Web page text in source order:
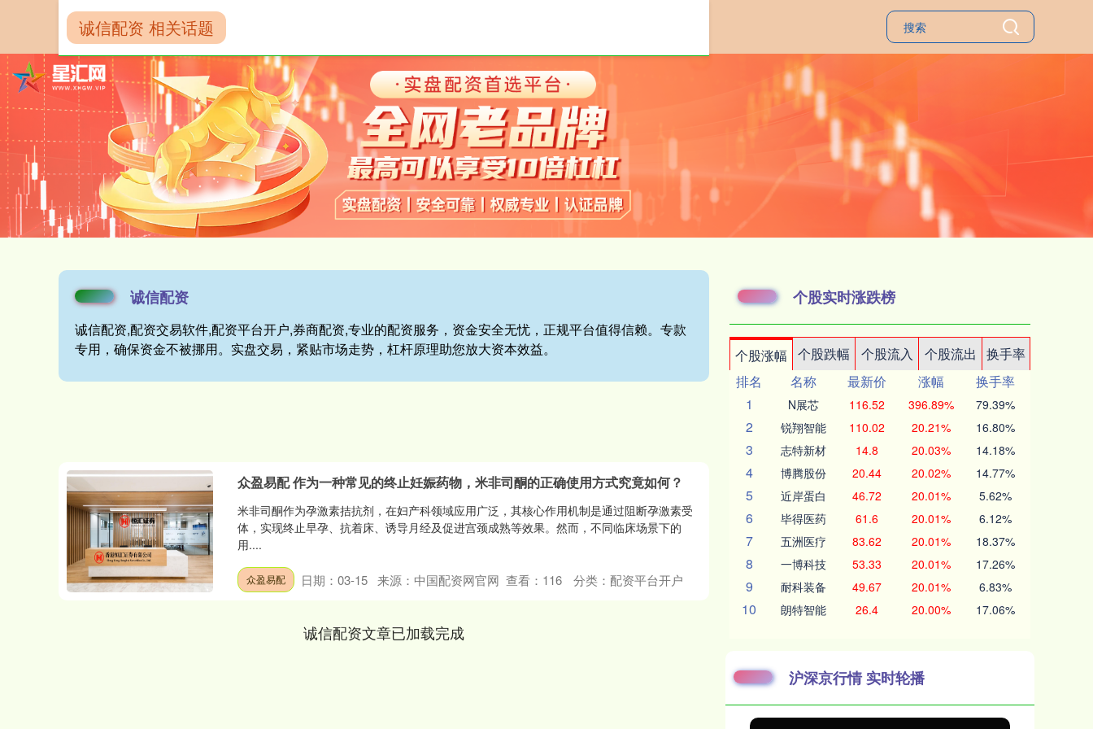
诚信配资
诚信配资,配资交易软件,配资平台开户,券商配资,专业的配资服务，资金安全无忧，正规平台值得信赖。专款
专用，确保资金不被挪用。实盘交易，紧贴市场走势，杠杆原理助您放大资本效益。
诚信配资 相关话题
众盈易配 作为一种常见的终止妊娠药物，米非司酮的正确使用方式究竟如何？
米非司酮作为孕激素拮抗剂，在妇产科领域应用广泛，其核心作用机制是通过阻断孕激素受
体，实现终止早孕、抗着床、诱导月经及促进宫颈成熟等效果。然而，不同临床场景下的
用....
众盈易配 日期：03-15 来源：中国配资网官网 查看： 116 分类： 配资平台开户
诚信配资文章已加载完成
个股实时涨跌榜
个股涨幅 个股跌幅 个股流入 个股流出
换手率
排名
名称 最新价 涨幅
换手率
1
N展芯 116.52 396.89% 79.39%
2 锐翔智能 110.02 20.21% 16.80%
3 志特新材 14.8 20.03% 14.18%
4 博腾股份 20.44 20.02% 14.77%
5 近岸蛋白 46.72 20.01% 5.62%
6 毕得医药 61.6 20.01% 6.12%
7 五洲医疗 83.62 20.01% 18.37%
8 一博科技 53.33 20.01% 17.26%
9 耐科装备 49.67 20.01% 6.83%
10 朗特智能 26.4 20.00% 17.06%
沪深京行情 实时轮播